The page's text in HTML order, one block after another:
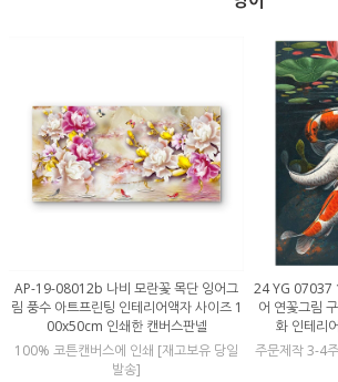
AP-19-08012b 나비 모란꽃 목단 잉어그
림 풍수 아트프린팅 인테리어액자 사이즈 1
00x50cm 인쇄한 캔버스판넬
100% 코튼캔버스에 인쇄 [재고보유 당일
발송]
24 YG 07037
어 연꽃그림
화 인테리
주문제작 3-4